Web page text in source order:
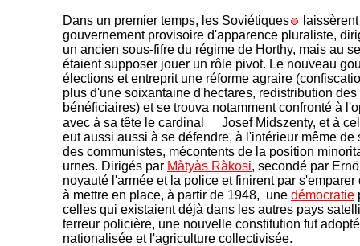
Dans un premier temps, les Soviétiques
gouvernement provisoire d'apparence pluraliste,
un ancien sous-fifre du régime de Horthy, mais au
étaient supposer jouer un rôle pivot. Le nouveau
élections et entreprit une réforme agraire
plus d'une soixantaine d'hectares, redistribution
bénéficiaires) et se trouva notamment confronté à
avec à sa tête le cardinal
Josef Midszenty, et à
eut aussi aussi à se défendre, à l'intérieur même
des communistes, mécontents de la position
urnes. Dirigés par Màtyàs Ràkosi, secondé par
noyauté l'armée et la police et finirent par
à mettre en place, à partir de 1948, une démocratie
celles qui existaient déjà dans les autres pays
terreur policière, une nouvelle constitution fut
nationalisée et l'agriculture collectivisée.